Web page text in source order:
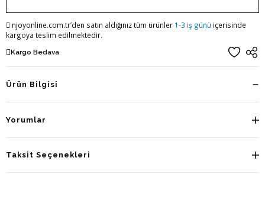
njoyonline.com.tr’den satın aldığınız tüm ürünler 1-3 iş günü içerisinde
kargoya teslim edilmektedir.
Kargo Bedava
Ürün Bilgisi
Yorumlar
Taksit Seçenekleri